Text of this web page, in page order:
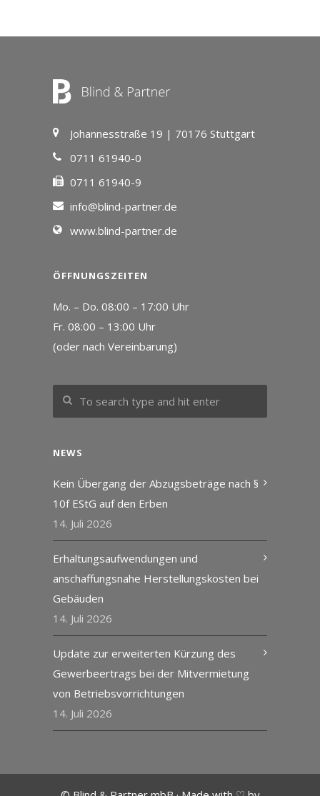
Johannesstraße 19 | 70176 Stuttgart
0711 61940-0
0711 61940-9
info@blind-partner.de
www.blind-partner.de
ÖFFNUNGSZEITEN
Mo. – Do. 08:00 – 17:00 Uhr
Fr. 08:00 – 13:00 Uhr
(oder nach Vereinbarung)
NEWS
Kein Übergang der Abzugsbeträge nach §
10f EStG auf den Erben
14. Juli 2026
Erhaltungsaufwendungen und
anschaffungsnahe Herstellungskosten bei
Gebäuden
14. Juli 2026
Update zur erweiterten Kürzung des
Gewerbeertrags bei der Mitvermietung
von Betriebsvorrichtungen
14. Juli 2026